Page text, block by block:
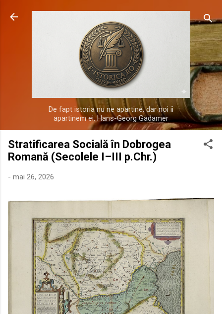
Treceți la conținutul principal
De fapt istoria nu ne apartine, dar noi ii
apartinem ei. Hans-Georg Gadamer
Stratificarea Socială în Dobrogea
Romană (Secolele I–III p.Chr.)
- mai 26, 2026